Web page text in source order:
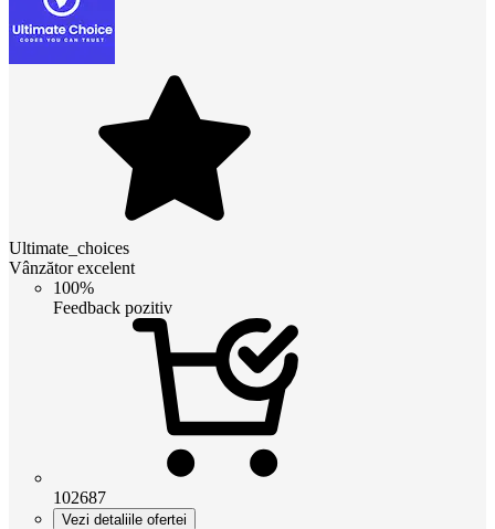
Ultimate_choices
Vânzător excelent
100%
Feedback pozitiv
102687
Vezi detaliile ofertei